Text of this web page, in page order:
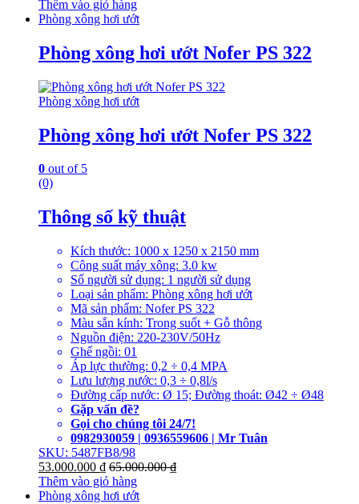
Thêm vào giỏ hàng
Phòng xông hơi ướt
Phòng xông hơi ướt Nofer PS 322
Phòng xông hơi ướt
Phòng xông hơi ướt Nofer PS 322
0 out of 5
(0)
Thông số kỹ thuật
Kích thước: 1000 x 1250 x 2150 mm
Công suất máy xông: 3.0 kw
Số người sử dụng: 1 người sử dụng
Loại sản phẩm: Phòng xông hơi ướt
Mã sản phẩm: Nofer PS 322
Màu sắn kính: Trong suốt + Gỗ thông
Nguồn điện: 220-230V/50Hz
Ghế ngồi: 01
Áp lực thường: 0,2 ÷ 0,4 MPA
Lưu lượng nước: 0,3 ÷ 0,8l/s
Đường cấp nước: Ø 15; Đường thoát: Ø42 ÷ Ø48
Gặp vấn đề?
Gọi cho chúng tôi 24/7!
0982930059 | 0936559606 | Mr Tuân
SKU: 5487FB8/98
53.000.000 ₫ 65.000.000₫
Thêm vào giỏ hàng
Phòng xông hơi ướt